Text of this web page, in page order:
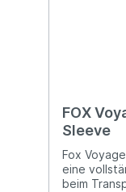
FOX
Sleeve
Fox
eine
beim